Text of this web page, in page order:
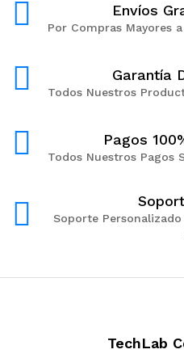
Envíos
Por Compras Mayores
Garantía
Todos Nuestros
Pagos
Todos Nuestros Pagos
Soporte
TechLab